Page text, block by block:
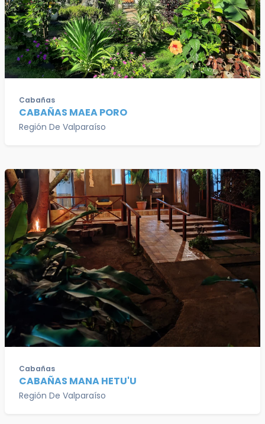
Cabañas
CABAÑAS MAEA PORO
Región De Valparaíso
Cabañas
CABAÑAS MANA HETU'U
Región De Valparaíso